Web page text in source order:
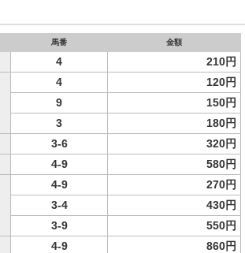
馬番 金額
4 210円
4
120円
9
150円
3
180円
3-6
320円
4-9 580円
4-9
270円
3-4
430円
3-9
550円
4-9
860円